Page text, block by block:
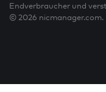
Endverbraucher und
© 2026